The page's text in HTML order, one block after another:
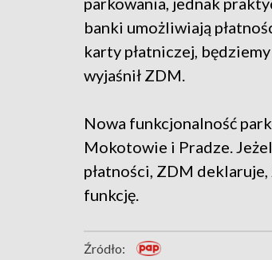
banki umożliwiają
karty płatniczej,
wyjaśnił ZDM.
Nowa funkcjonalność
Mokotowie i Pradze.
płatności, ZDM
funkcję.
Źródło: